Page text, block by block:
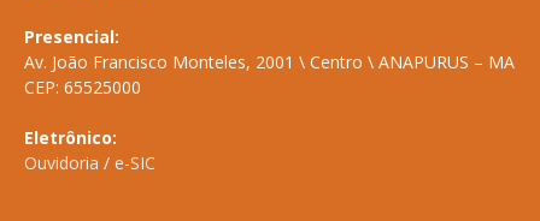
Presencial:
Av. João Francisco Monteles, 2001 \ Centro \ ANAPURUS – MA
CEP: 65525000
Eletrônico:
Ouvidoria / e-SIC